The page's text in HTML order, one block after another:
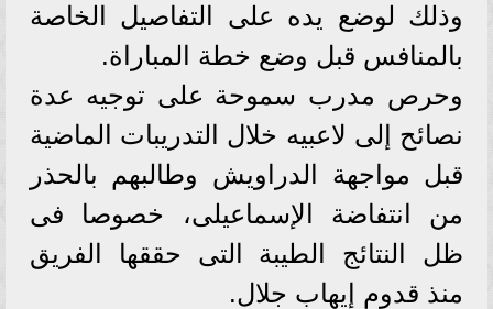
وذلك لوضع يده على التفاصيل الخاصة
بالمنافس قبل وضع خطة المباراة.
وحرص مدرب سموحة على توجيه عدة
نصائح إلى لاعبيه خلال التدريبات الماضية
قبل مواجهة الدراويش وطالبهم بالحذر
من انتفاضة الإسماعيلى، خصوصا فى
ظل النتائج الطيبة التى حققها الفريق
منذ قدوم إيهاب جلال.